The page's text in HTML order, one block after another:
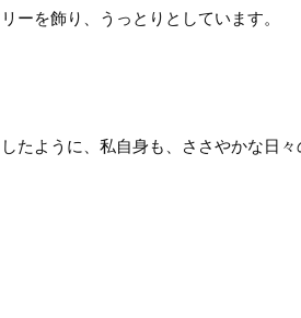
ーを飾り、うっとりとしています。
たように、私自身も、ささやかな日